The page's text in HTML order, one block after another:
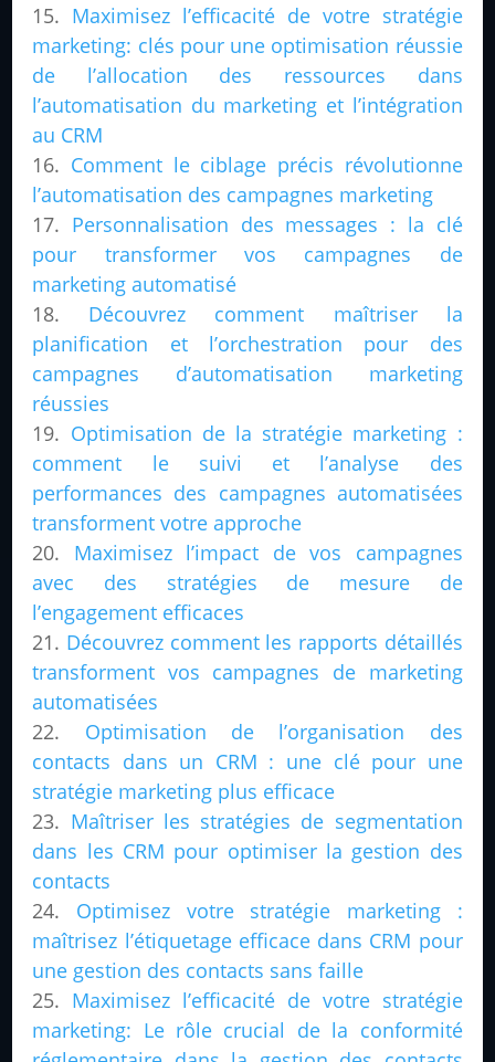
Maximisez l’efficacité de votre stratégie
marketing: clés pour une optimisation réussie
de l’allocation des ressources dans
l’automatisation du marketing et l’intégration
au CRM
Comment le ciblage précis révolutionne
l’automatisation des campagnes marketing
Personnalisation des messages : la clé
pour transformer vos campagnes de
marketing automatisé
Découvrez comment maîtriser la
planification et l’orchestration pour des
campagnes d’automatisation marketing
réussies
Optimisation de la stratégie marketing :
comment le suivi et l’analyse des
performances des campagnes automatisées
transforment votre approche
Maximisez l’impact de vos campagnes
avec des stratégies de mesure de
l’engagement efficaces
Découvrez comment les rapports détaillés
transforment vos campagnes de marketing
automatisées
Optimisation de l’organisation des
contacts dans un CRM : une clé pour une
stratégie marketing plus efficace
Maîtriser les stratégies de segmentation
dans les CRM pour optimiser la gestion des
contacts
Optimisez votre stratégie marketing :
maîtrisez l’étiquetage efficace dans CRM pour
une gestion des contacts sans faille
Maximisez l’efficacité de votre stratégie
marketing: Le rôle crucial de la conformité